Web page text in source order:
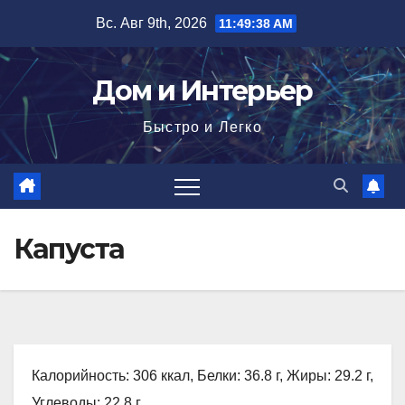
содержимому
Вс. Авг 9th, 2026 11:49:39 AM
Дом и Интерьер
Быстро и Легко
Капуста
Калорийность: 306 ккал, Белки: 36.8 г, Жиры: 29.2 г,